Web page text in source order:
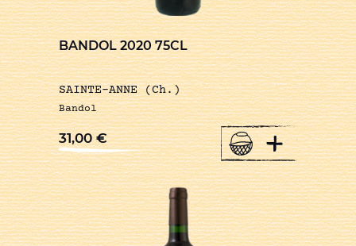
BANDOL 2020 75CL
SAINTE-ANNE (Ch.)
Bandol
31,00€ +